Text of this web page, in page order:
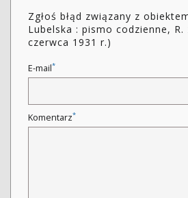
Zgłoś błąd związany z
Lubelska : pismo codzienne, R.
czerwca 1931 r.)
E-mail*
Komentarz*